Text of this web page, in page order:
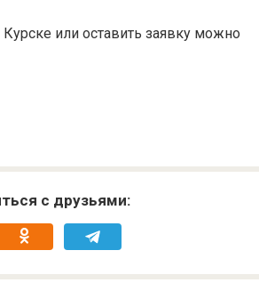
или оставить заявку можно
с друзьями: